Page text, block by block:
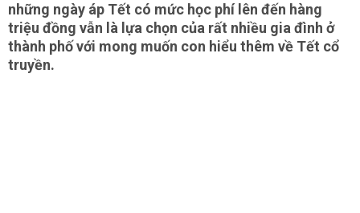
những ngày áp Tết có mức học phí lên đến hàng
triệu đồng vẫn là lựa chọn của rất nhiều gia đình ở
thành phố với mong muốn con hiểu thêm về Tết cổ
truyền.